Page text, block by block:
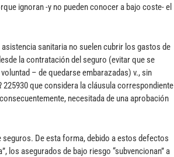
ignoran -y no pueden conocer a bajo coste- el
sanitaria no suelen cubrir los gastos de
la contratación del seguro (evitar que se
– de quedarse embarazadas) v., sin
225930 que considera la cláusula correspondiente
necesitada de una aprobación
De esta forma, debido a estos defectos
los asegurados de bajo riesgo “subvencionan” a